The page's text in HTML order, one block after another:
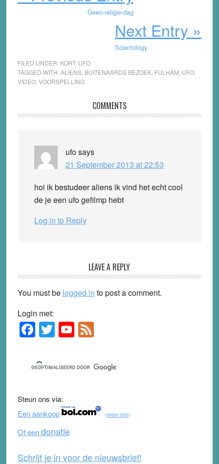
Geen-religie-dag
Next Entry »
Scientology
FILED UNDER: KORT, UFO
TAGGED WITH:ALIENS, BUITENAARDS BEZOEK, FULHAM UFO,
VIDEO, VOORSPELLING
Interactions
COMMENTS
ufosays
21 September 2013 at 22:53
hoi ik bestudeer aliens ik vind het echt cool
de je een ufo gefilmp hebt
Log in to Reply
LEAVE A REPLY
You must be logged in to post a comment.
Login met:
Primary
Sidebar
F
a
c
e
b
o
o
k
T
wi
tt
er
Y
o
u
T
b
e
F
e
d
Steun ons via:
Een aankoop
(meer info)
Of eendonatie
Schrijf je in voor de nieuwsbrief!